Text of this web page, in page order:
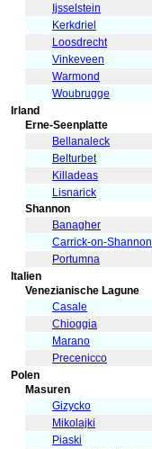
Ijsselstein
Kerkdriel
Loosdrecht
Vinkeveen
Warmond
Woubrugge
Irland
Erne-Seenplatte
Bellanaleck
Belturbet
Killadeas
Lisnarick
Shannon
Banagher
Carrick-on-Shannon
Portumna
Italien
Venezianische Lagune
Casale
Chioggia
Marano
Precenicco
Polen
Masuren
Gizycko
Mikolajki
Piaski